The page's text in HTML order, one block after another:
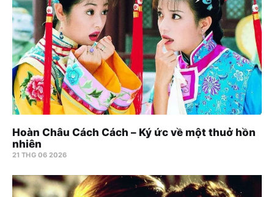
Hoàn Châu Cách Cách – Ký ức về một thuở hồn
nhiên
21 THG 06 2026